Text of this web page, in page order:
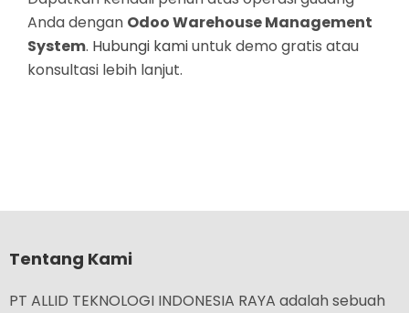
Anda dengan Odoo Warehouse Management
System. Hubungi kamiuntuk demo gratis atau
konsultasi lebih lanjut.
Tentang Kami
PT ALLID TEKNOLOGI INDONESIA RAYA adalah sebuah